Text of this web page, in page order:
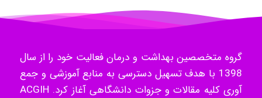
Mohammad
Tavan
گروه متخصصین بهداشت و درمان فعالیت خود را از سال
1398 با هدف تسهیل دسترسی به منابع آموزشی و جمع
آوری کلیه مقالات و جزوات دانشگاهی آغاز کرد. ACGIH